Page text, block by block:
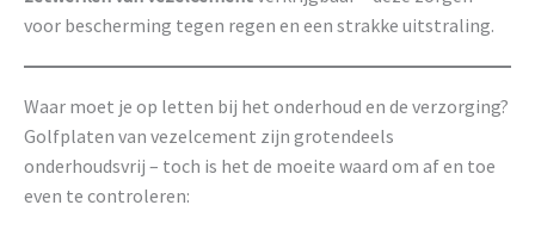
voor bescherming tegen regen en een strakke uitstraling.
Waar moet je op letten bij het onderhoud en de verzorging?
Golfplaten van vezelcement zijn grotendeels
onderhoudsvrij – toch is het de moeite waard om af en toe
even te controleren: